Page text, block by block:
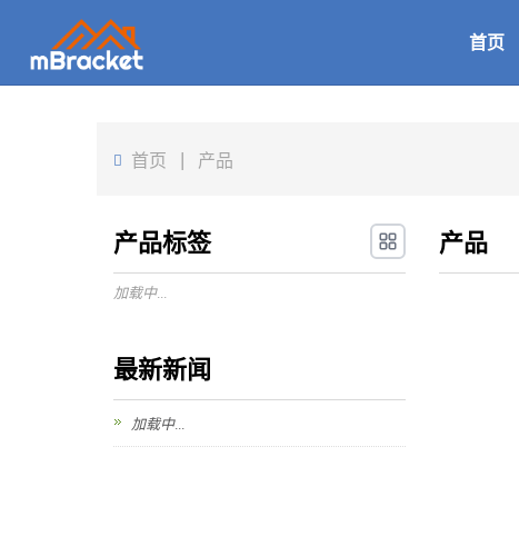
首页
首页 | 产品
产品
产品标签
加载中...
最新新闻
加载中...